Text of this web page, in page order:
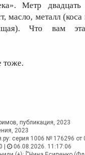
Метр
масло, металл (коса
Что вам
тоже.
, публикация, 2023
2023
серия 1006 № 176296 от
|
06.08.2026. 11:17:06